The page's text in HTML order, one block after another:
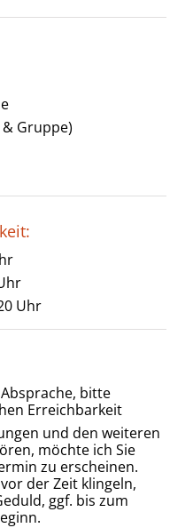
Gruppe)
Uhr
bitte
Erreichbarkeit
und den weiteren
möchte ich Sie
zu erscheinen.
der Zeit klingeln,
ggf. bis zum